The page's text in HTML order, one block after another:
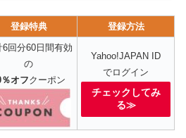
登録特典 登録方法
6回分60日間有効
の
オフクーポン
Yahoo!JAPAN ID
でログイン
チェックしてみ
る≫